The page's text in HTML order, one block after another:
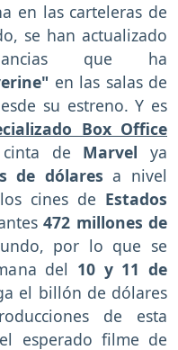
en las carteleras de
se han actualizado
que ha
en las salas de
su estreno. Y es
Box Office
de Marvel ya
de dólares a nivel
cines de Estados
472 millones de
por lo que se
del 10 y 11 de
el billón de dólares
de esta
el esperado filme de